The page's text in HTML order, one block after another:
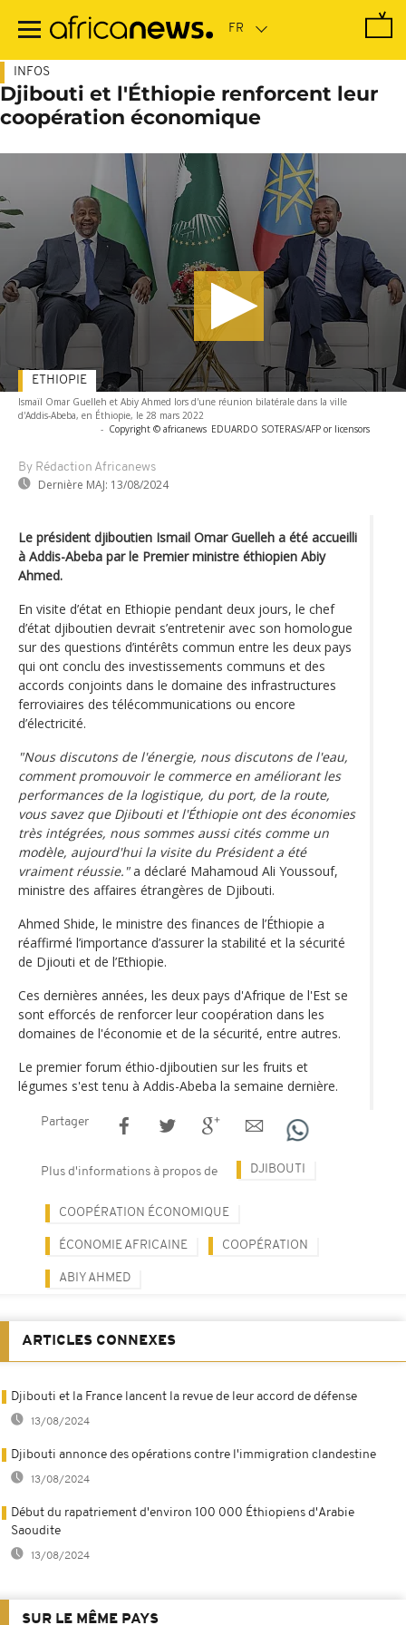
contenu
INFOS
Djibouti et l'Éthiopie renforcent leur
coopération économique
Ismaïl Omar Guelleh et Abiy Ahmed lors d'une réunion bilatérale dans la ville
d'Addis-Abeba, en Éthiopie, le 28 mars 2022
- Copyright © africanews EDUARDO SOTERAS/AFP or licensors
By Rédaction Africanews
Dernière MAJ: 13/08/2024
ETHIOPIE
Le président djiboutien Ismail Omar Guelleh a été accueilli
à Addis-Abeba par le Premier ministre éthiopien Abiy
Ahmed.
En visite d’état en Ethiopie pendant deux jours, le chef
d’état djiboutien devrait s’entretenir avec son homologue
sur des questions d’intérêts commun entre les deux pays
qui ont conclu des investissements communs et des
accords conjoints dans le domaine des infrastructures
ferroviaires des télécommunications ou encore
d’électricité.
"Nous discutons de l'énergie, nous discutons de l'eau,
comment promouvoir le commerce en améliorant les
performances de la logistique, du port, de la route,
vous savez que Djibouti et l'Éthiopie ont des économies
très intégrées, nous sommes aussi cités comme un
modèle, aujourd'hui la visite du Président a été
vraiment réussie."a déclaré Mahamoud Ali Youssouf,
ministre des affaires étrangères de Djibouti.
Ahmed Shide, le ministre des finances de l’Éthiopie a
réaffirmé l’importance d’assurer la stabilité et la sécurité
de Djiouti et de l’Ethiopie.
Ces dernières années, les deux pays d'Afrique de l'Est se
sont efforcés de renforcer leur coopération dans les
domaines de l'économie et de la sécurité, entre autres.
Le premier forum éthio-djiboutien sur les fruits et
légumes s'est tenu à Addis-Abeba la semaine dernière.
Partager
Plus d'informations à propos de DJIBOUTI
COOPÉRATION ÉCONOMIQUE
ÉCONOMIE AFRICAINE COOPÉRATION
ABIY AHMED
ARTICLES CONNEXES
Djibouti et la France lancent la revue de leur accord de défense
13/08/2024
Djibouti annonce des opérations contre l'immigration clandestine
13/08/2024
Début du rapatriement d'environ 100 000 Éthiopiens d'Arabie
Saoudite
13/08/2024
SUR LE MÊME PAYS